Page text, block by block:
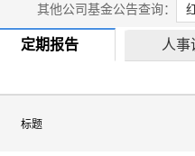
其他公司基金公告查询：
定期报告 人事
标题